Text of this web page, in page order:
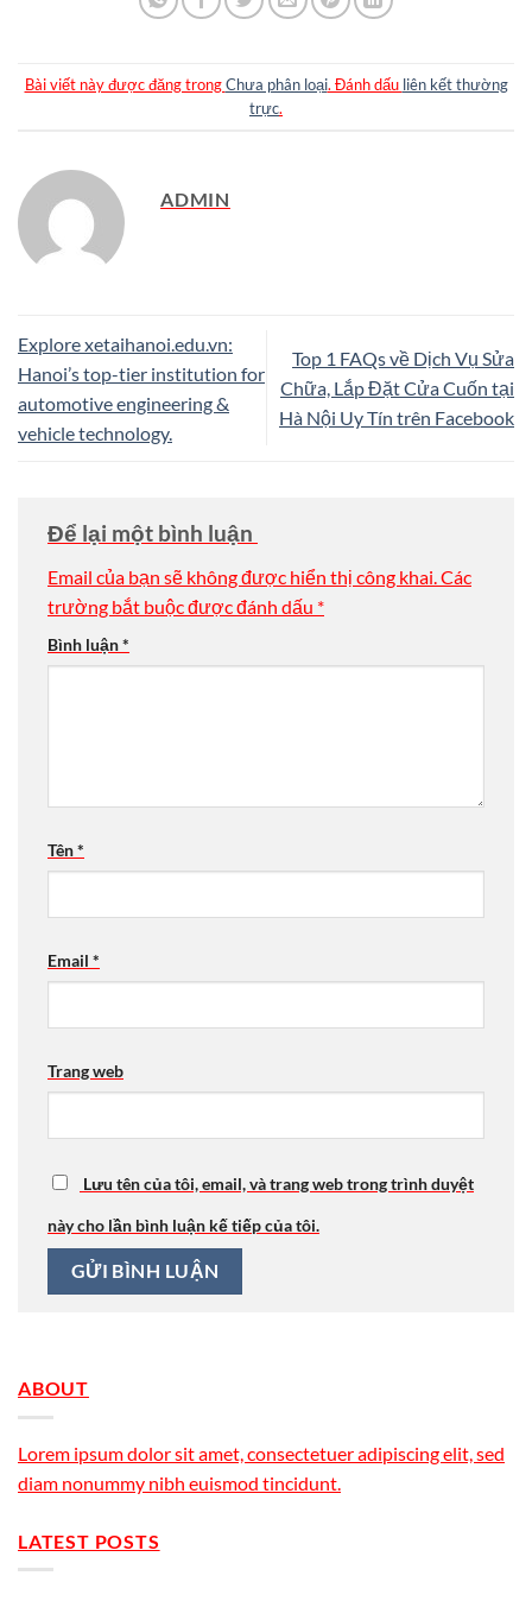
Bài viết này được đăng trongChưa phân loại. Đánh dấu liên kết thường
trực.
ADMIN
Explore xetaihanoi.edu.vn:
Hanoi’s top-tier institution for
automotive engineering &
vehicle technology.
Top 1 FAQs về Dịch Vụ Sửa
Chữa, Lắp Đặt Cửa Cuốn tại
Hà Nội Uy Tín trên Facebook
Để lại một bình luận
Email của bạn sẽ không được hiển thị công khai.Các
trường bắt buộc được đánh dấu *
Bình luận*
Tên*
Email *
Trang web
Lưu tên của tôi, email, và trang web trong trình duyệt
này cho lần bình luận kế tiếp của tôi.
ABOUT
Lorem ipsum dolor sit amet, consectetuer adipiscing elit, sed
diam nonummy nibh euismod tincidunt.
LATEST POSTS